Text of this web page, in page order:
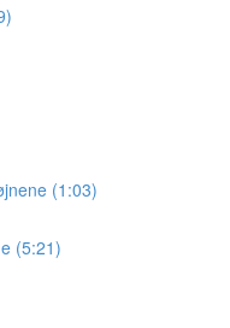
(1:03)
(5:21)